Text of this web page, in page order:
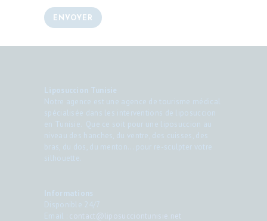
Liposuccion Tunisie
Notre agence est une agence de tourisme médical
spécialisée dans les interventions de liposuccion
en Tunisie. Que ce soit pour une liposuccion au
niveau des hanches, du ventre, des cuisses, des
bras, du dos, du menton… pour re-sculpter votre
silhouette.
Informations
Disponible 24/7
Email : contact@liposucciontunisie.net